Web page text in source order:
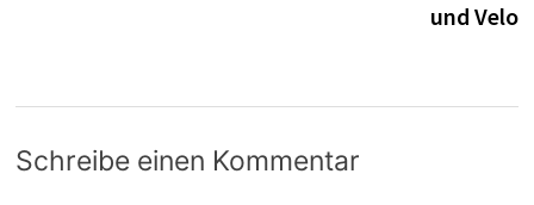
und Velo
Schreibe einen Kommentar